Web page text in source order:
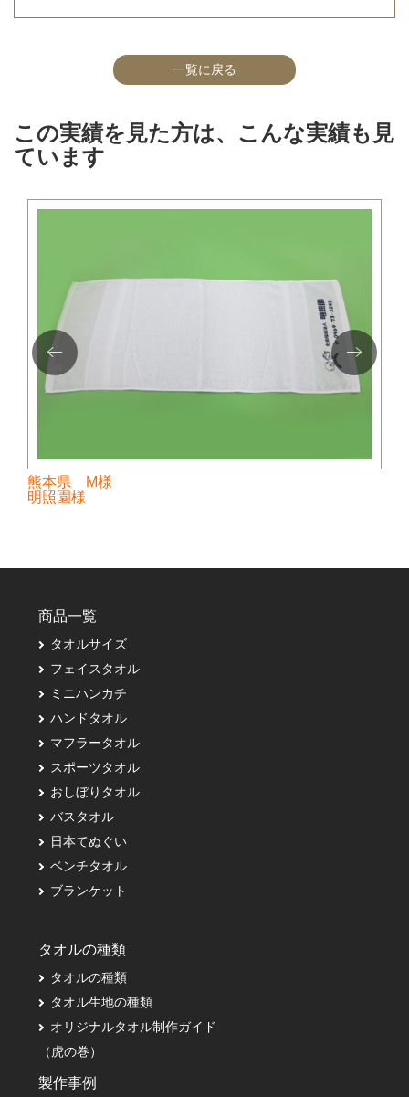
一覧に戻る
この実績を見た方は、こんな実績も見
ています
熊本県 M様
明照園様
商品一覧
タオルサイズ
フェイスタオル
ミニハンカチ
ハンドタオル
マフラータオル
スポーツタオル
おしぼりタオル
バスタオル
日本てぬぐい
ベンチタオル
ブランケット
タオルの種類
タオルの種類
タオル生地の種類
オリジナルタオル制作ガイド
（虎の巻）
製作事例